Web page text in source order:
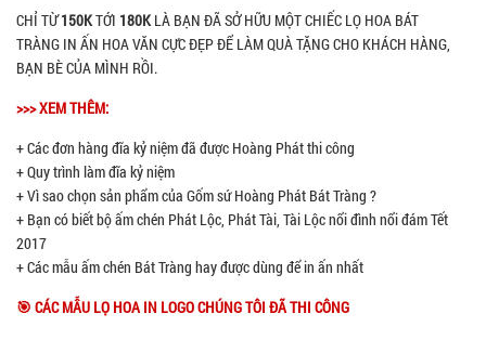
CHỈ TỪ150KTỚI 180KLÀ BẠN ĐÃ SỞ HỮU MỘT CHIẾC LỌ HOA BÁT
TRÀNG IN ẤN HOA VĂN CỰC ĐẸP ĐỂ LÀM QUÀ TẶNG CHO KHÁCH HÀNG,
BẠN BÈ CỦA MÌNH RỒI.
>>> XEM THÊM:
+ Các đơn hàng đĩa kỷ niệm đã được Hoàng Phát thi công
+ Quy trình làm đĩa kỷ niệm
+ Vì sao chọn sản phẩm của Gốm sứ Hoàng Phát Bát Tràng ?
+ Bạn có biết bộ ấm chén Phát Lộc, Phát Tài, Tài Lộc nổi đình nổi đám Tết
2017
+ Các mẫu ấm chén Bát Tràng hay được dùng để in ấn nhất
🎯 CÁC MẪU LỌ HOA IN LOGO CHÚNG TÔI ĐÃ THI CÔNG